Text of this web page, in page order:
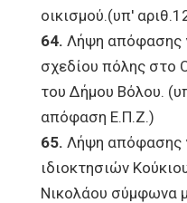
οικισμού.(υπ'
64. Λήψη απόφασης
σχεδίου πόλης στο
του Δήμου Βόλου.
απόφαση Ε.Π.Ζ.)
65. Λήψη απόφασης
ιδιοκτησιών
Νικολάου σύμφωνα